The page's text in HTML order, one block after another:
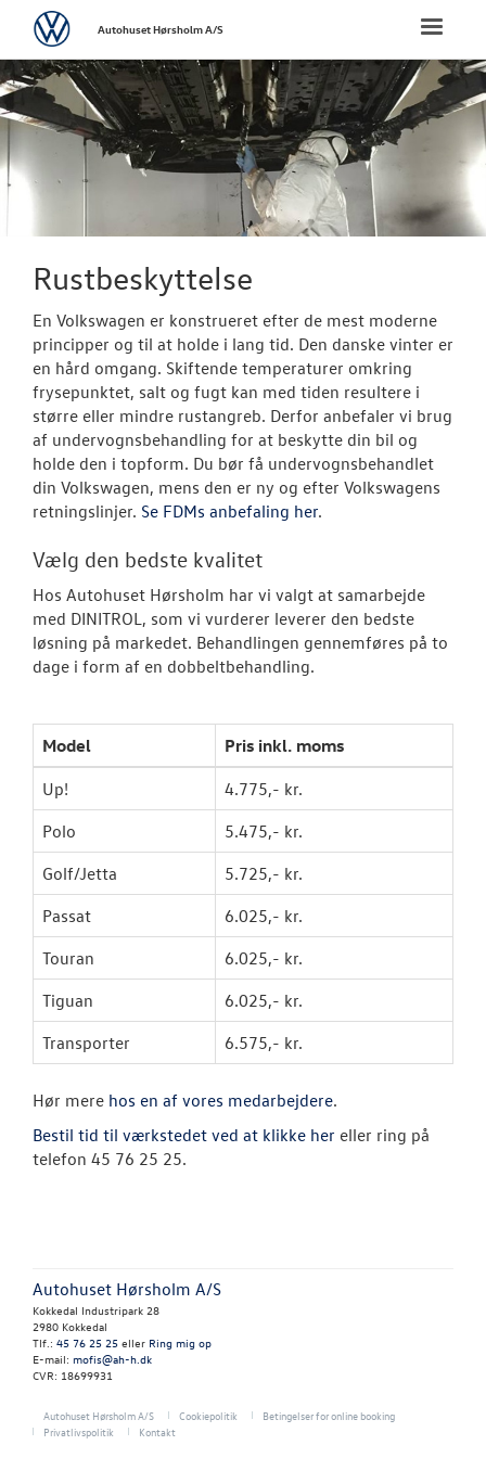
FORSIDE
NYE
NYE VAREBILER
VÆRKSTED
Bestil tid på
Koncepter og
VW Connect
Klimatjek/
SKADECENTER
TILBEHØR
Toggle
VolkswagenAutohuset Hørsholm A/S
Rustbeskyttelse
En Volkswagen er konstrueret efter de mest moderne
principper og til at holde i lang tid. Den danske vinter er
en hård omgang. Skiftende temperaturer omkring
frysepunktet, salt og fugt kan med tiden resultere i
større eller mindre rustangreb. Derfor anbefaler vi brug
af undervognsbehandling for at beskytte din bil og
holde den i topform. Du bør få undervognsbehandlet
din Volkswagen, mens den er ny og efter Volkswagens
retningslinjer. Se FDMs anbefaling her.
Vælg den bedste kvalitet
Hos Autohuset Hørsholm har vi valgt at samarbejde
med DINITROL, som vi vurderer leverer den bedste
løsning på markedet. Behandlingen gennemføres på to
dage i form af en dobbeltbehandling.
Model
Pris inkl. moms
Up!
4.775,- kr.
Polo
5.475,- kr.
Golf/Jetta
5.725,- kr.
Passat
6.025,- kr.
Touran
6.025,- kr.
Tiguan
6.025,- kr.
Transporter
6.575,- kr.
Hør mere hos en af vores medarbejdere.
Bestil tid til værkstedet ved at klikke her eller ring på
telefon 45 76 25 25.
Autohuset Hørsholm A/S
Kokkedal Industripark 28
2980 Kokkedal
Tlf.: 45 76 25 25 eller Ring mig op
E-mail: mofis@ah-h.dk
CVR: 18699931
Autohuset Hørsholm A/S Cookiepolitik
Betingelser for online booking
Privatlivspolitik
Kontakt